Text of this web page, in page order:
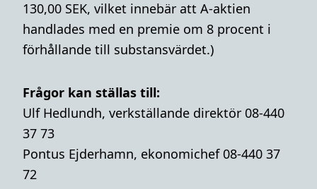
130,00 SEK, vilket innebär att A-aktien
handlades med en premie om 8 procent i
förhållande till substansvärdet.)
Frågor kan ställas till:
Ulf Hedlundh, verkställande direktör 08-440
37 73
Pontus Ejderhamn, ekonomichef 08-440 37
72